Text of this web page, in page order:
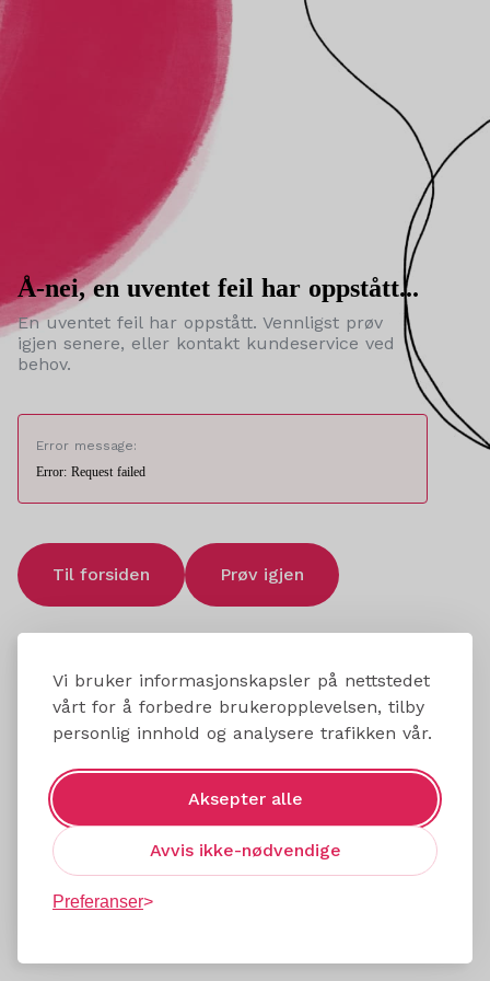
Vi bruker informasjonskapsler på nettstedet
vårt for å forbedre brukeropplevelsen, tilby
personlig innhold og analysere trafikken vår.
Aksepter alle
Avvis ikke-nødvendige
Preferanser
Å-nei, en uventet feil har oppstått...
En uventet feil har oppstått. Vennligst prøv
igjen senere, eller kontakt kundeservice ved
behov.
Error message:
Error: Request failed
Til forsiden Prøv igjen